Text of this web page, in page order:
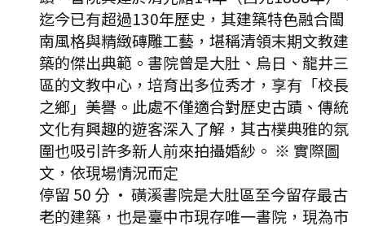
迄今已有超過130年歷史，其建築特色融合閩
南風格與精緻磚雕工藝，堪稱清領末期文教建
築的傑出典範。書院曾是大肚、烏日、龍井三
區的文教中心，培育出多位秀才，享有「校長
之鄉」美譽。此處不僅適合對歷史古蹟、傳統
文化有興趣的遊客深入了解，其古樸典雅的氛
圍也吸引許多新人前來拍攝婚紗。 ※ 實際圖
文，依現場情況而定
停留 50 分 · 磺溪書院是大肚區至今留存最古
老的建築，也是臺中市現存唯一書院，現為市